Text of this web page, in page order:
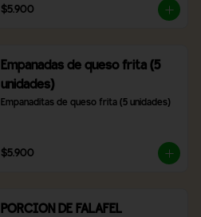
$5.900
Empanadas de queso frita (5
unidades)
Empanaditas de queso frita (5 unidades)
$5.900
PORCION DE FALAFEL